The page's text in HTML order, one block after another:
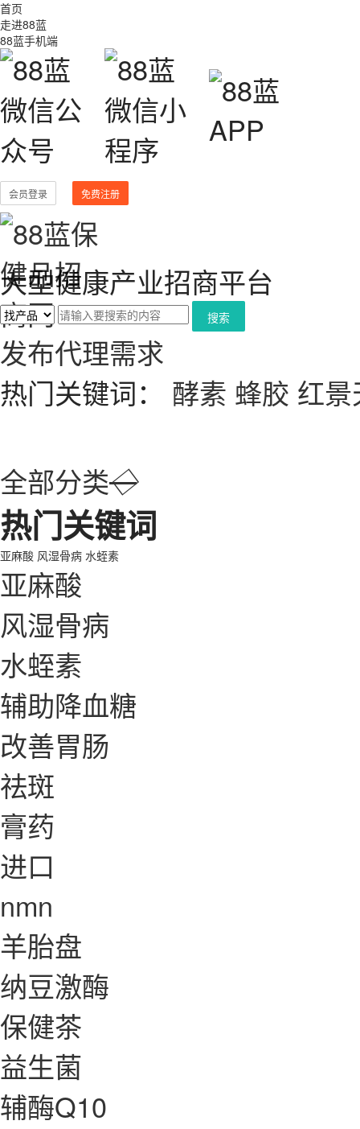
首页
走进88蓝
88蓝手机端
会员登录 免费注册
大型健康产业招商平台
搜索
发布代理需求
热门关键词： 酵素 蜂胶 红景
全部分类◇
热门关键词
亚麻酸 风湿骨病 水蛭素
亚麻酸
风湿骨病
水蛭素
辅助降血糖
改善胃肠
祛斑
膏药
进口
nmn
羊胎盘
纳豆激酶
保健茶
益生菌
辅酶Q10